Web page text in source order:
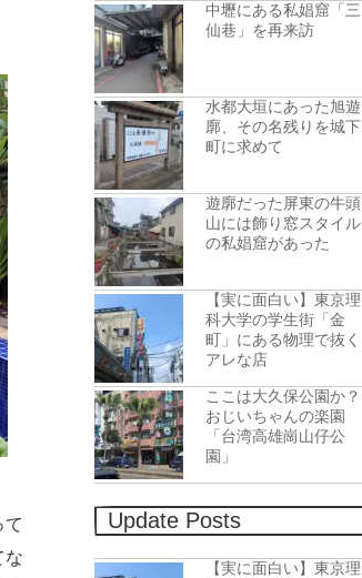
て
な
中壢にある私娼窟「三
仙巷」を再来訪
水都大垣にあった旭遊
廓、その名残りを城下
町に求めて
遊廓だった屏東の牛頭
山には飾り窓スタイル
の私娼窟があった
【実に面白い】東京理
科大学の学生街「金
町」にある物理で抜く
アレな店
ここは大久保公園か？
おじいちゃんの楽園
「台湾高雄崗山仔公
園」
Update Posts
【実に面白い】東京理